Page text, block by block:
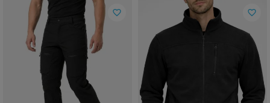
favorite_border favorite_border